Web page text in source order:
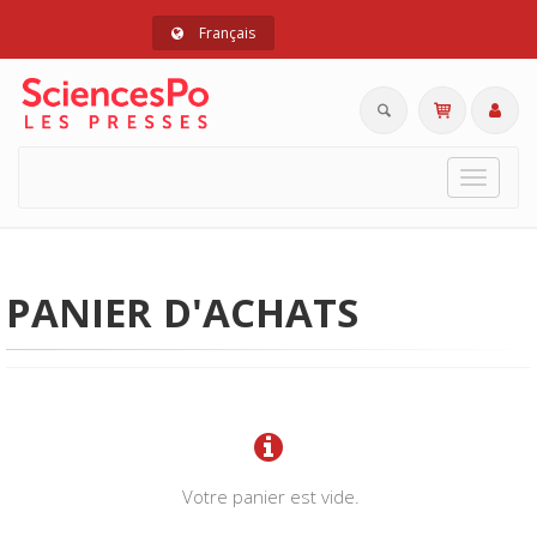
Français
Toggle
PANIER D'ACHATS
Votre panier est vide.